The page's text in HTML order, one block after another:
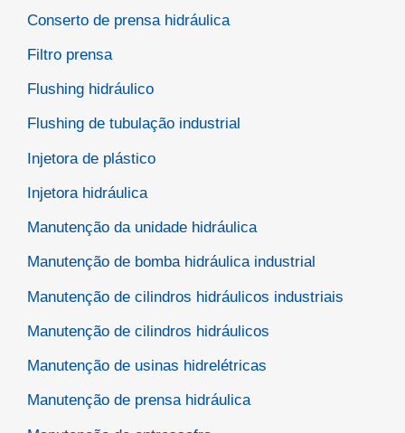
Conserto de prensa hidráulica
Filtro prensa
Flushing hidráulico
Flushing de tubulação industrial
Injetora de plástico
Injetora hidráulica
Manutenção da unidade hidráulica
Manutenção de bomba hidráulica industrial
Manutenção de cilindros hidráulicos industriais
Manutenção de cilindros hidráulicos
Manutenção de usinas hidrelétricas
Manutenção de prensa hidráulica